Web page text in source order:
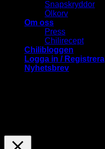
Snapskryddor
Ölkorv
Om oss
Press
Chilirecept
Chilibloggen
Logga in / Registrera
Nyhetsbrev